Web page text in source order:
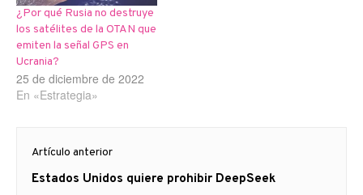
¿Por qué Rusia no destruye
los satélites de la OTAN que
emiten la señal GPS en
Ucrania?
25 de diciembre de 2022
En «Estrategia»
de
entradas
Artículo anterior
Artículo
Estados Unidos quiere prohibir DeepSeek